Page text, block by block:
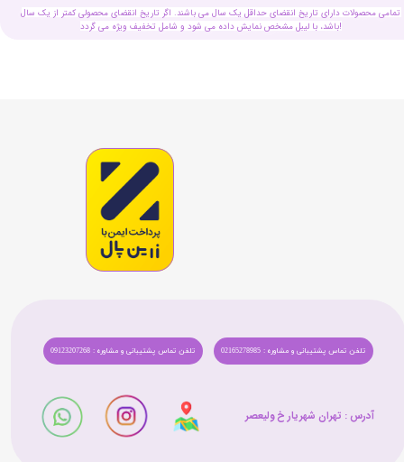
تمامی محصولات دارای تاریخ انقضای حداقل یک سال می باشند. اگر تاریخ انقضای محصولی کمتر از یک سال
باشد، با لیبل مشخص نمایش داده می شود و شامل تخفیف ویژه می گردد!
تلفن تماس پشتیبانی و مشاوره : 09123207268 تلفن تماس پشتیبانی و مشاوره : 02165278985
آدرس : تهران شهریار خ ولیعصر​​​​​​​